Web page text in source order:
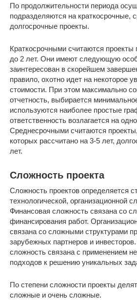
По продолжительности периода
подразделяются на краткосрочные,
долгосрочные проекты.
Краткосрочными считаются
до 2 лет. Они имеют следующую
заинтересован в скорейшем
правило, охотно идет на некоторое
стоимости. При этом максимально
отчетность, выбирается
используются наиболее простые
ответственность возлагается на
Среднесрочными считаются
которых рассчитано на 3-5 лет,
лет.
Сложность проекта
Сложность проектов определяется
технологической, организационной
Финансовая сложность связана со
финансирования работ.
связана со сложными структурами
зарубежных партнеров и инвесторов.
сложность связана с применением
подходов к решению уникальных
По степени сложности проекты
сложные и очень сложные.